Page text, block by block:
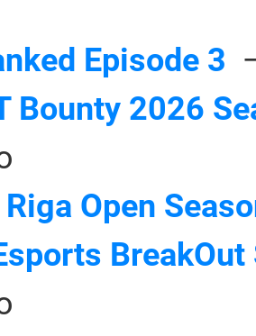
Episode 3
Bounty 2026
Open
BreakOut